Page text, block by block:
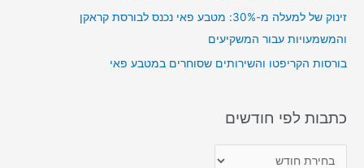
זינוק של למעלה מ-30%: מטבע פאי נכנס לבורסת קראקן
והמשמעויות עבור המשקיעים
בורסות הקריפטו והשירותים שסוחרים במטבע פאי
כתבות לפי חודשים